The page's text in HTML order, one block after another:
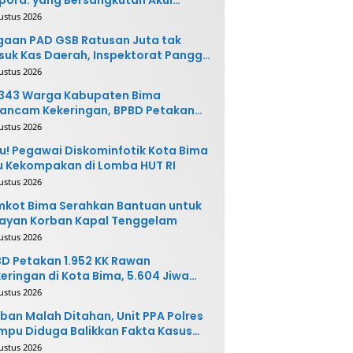
dan Siap
2026
PAD GSB Ratusan Juta tak
Kas Daerah, Inspektorat Panggil
Terkait
2026
Warga Kabupaten Bima
Kekeringan, BPBD Petakan
Rawan
2026
Pegawai Diskominfotik Kota Bima
Kekompakan di Lomba HUT RI
2026
Bima Serahkan Bantuan untuk
Korban Kapal Tenggelam
2026
Petakan 1.952 KK Rawan
di Kota Bima, 5.604 Jiwa
Terdampak
2026
Malah Ditahan, Unit PPA Polres
Diduga Balikkan Fakta Kasus
2026